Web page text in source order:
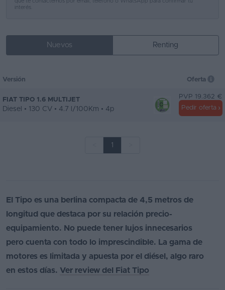
interés.
Nuevos Renting
Versión Oferta
FIAT TIPO 1.6 MULTIJET
Diesel • 130 CV • 4.7 l/100Km • 4p
PVP 19.362 €
Pedir oferta
1
El Tipo es una berlina compacta de 4,5 metros de
longitud que destaca por su relación precio-
equipamiento. No puede tener lujos innecesarios
pero cuenta con todo lo imprescindible. La gama de
motores es limitada y apuesta por el diésel, algo raro
en estos días. Ver review del Fiat Tipo